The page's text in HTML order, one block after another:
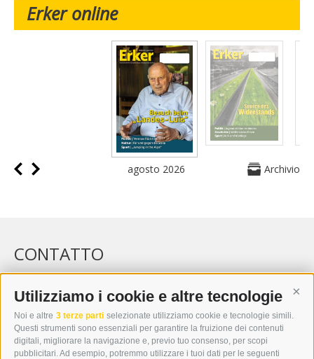
Utilizziamo i cookie e altre tecnologie
Noi e altre 3 terze parti selezionate utilizziamo cookie e tecnologie simili.
Questi strumenti sono essenziali per garantire la fruizione dei contenuti
digitali, migliorare la navigazione e, previo tuo consenso, per scopi
pubblicitari. Ad esempio, potremmo utilizzare i tuoi dati per le seguenti
Erker online
agosto 2026 Archivio
CONTATTO
WIPP-MEDIA GMBH
DER ERKER
I-39049 VIPITENO
TEL.: +39 0472 766876